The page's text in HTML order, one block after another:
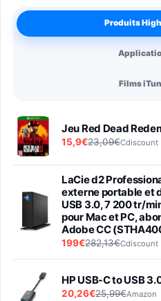
Produits
Films
Jeu Red Dead
15,9€23,09€Cdiscount
LaCie d2
externe portable et
USB 3.0, 7 200 tr/
pour Mac et PC,
Adobe CC
199€282,13€Cdiscount
HP USB-C to USB
20,26€25,99€Amazon